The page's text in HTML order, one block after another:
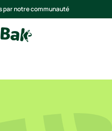
par notre communauté